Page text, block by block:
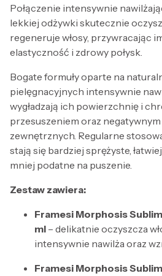
Połączenie intensywnie
lekkiej odżywki skutecznie
regeneruje włosy, przywracając
elastyczność i zdrowy połysk.
Bogate formuły oparte na
pielęgnacyjnych intensywnie
wygładzają ich powierzchnię i
przesuszeniem oraz
zewnętrznych. Regularne
stają się bardziej sprężyste,
mniej podatne na puszenie.
Zestaw zawiera:
Framesi Morphosis
ml – delikatnie oczyszcza
intensywnie nawilża oraz
Framesi Morphosis